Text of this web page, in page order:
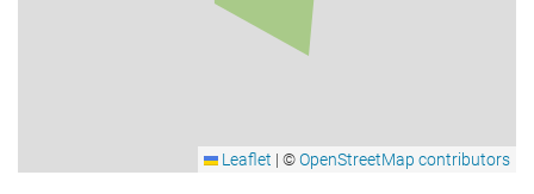
Leaflet | ©OpenStreetMap contributors